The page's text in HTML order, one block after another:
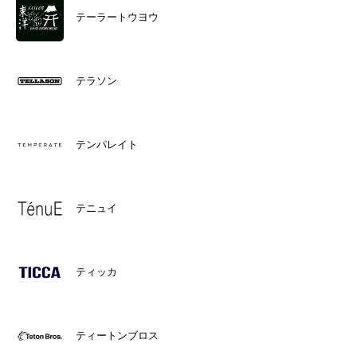
テーラートウヨウ
テラソン
テンパレイト
テニュイ
ティッカ
ティートンブロス